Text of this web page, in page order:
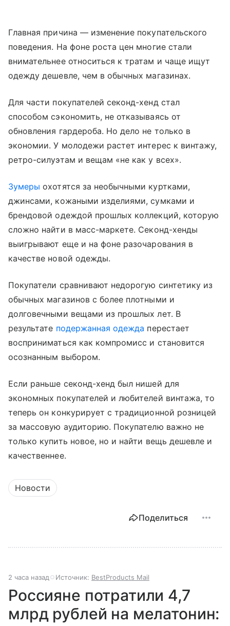
Главная причина — изменение покупательского
поведения. На фоне роста цен многие стали
внимательнее относиться к тратам и чаще ищут
одежду дешевле, чем в обычных магазинах.
Для части покупателей секонд-хенд стал
способом сэкономить, не отказываясь от
обновления гардероба. Но дело не только в
экономии. У молодежи растет интерес к винтажу,
ретро-силуэтам и вещам «не как у всех».
Зумеры охотятся за необычными куртками,
джинсами, кожаными изделиями, сумками и
брендовой одеждой прошлых коллекций, которую
сложно найти в масс-маркете. Секонд-хенды
выигрывают еще и на фоне разочарования в
качестве новой одежды.
Покупатели сравнивают недорогую синтетику из
обычных магазинов с более плотными и
долговечными вещами из прошлых лет. В
результате подержанная одежда перестает
восприниматься как компромисс и становится
осознанным выбором.
Если раньше секонд-хенд был нишей для
экономных покупателей и любителей винтажа, то
теперь он конкурирует с традиционной розницей
за массовую аудиторию. Покупателю важно не
только купить новое, но и найти вещь дешевле и
качественнее.
Новости
Поделиться
2 часа назад Источник: BestProducts Mail
Россияне потратили 4,7
млрд рублей на мелатонин: